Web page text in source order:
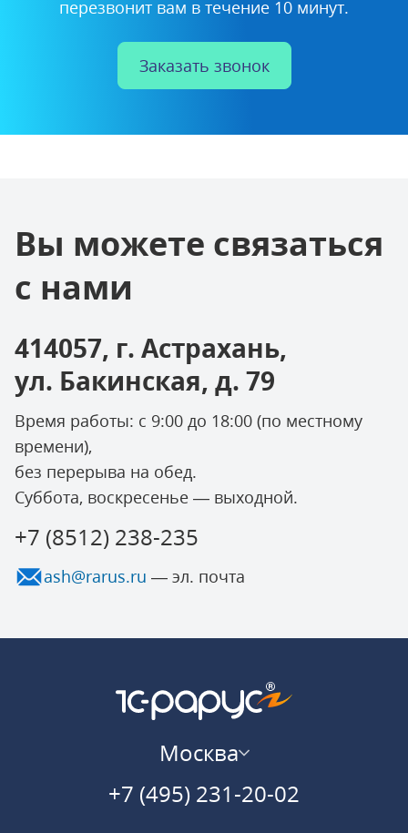
перезвонит вам в течение 10 минут.
Заказать звонок
Вы можете связаться
с нами
414057, г. Астрахань,
ул. Бакинская, д. 79
Время работы: с 9:00 до 18:00 (по местному
времени),
без перерыва на обед.
Cуббота, воскресенье — выходной.
+7 (8512) 238-235
ash@rarus.ru — эл. почта
Москва
+7 (495) 231-20-02